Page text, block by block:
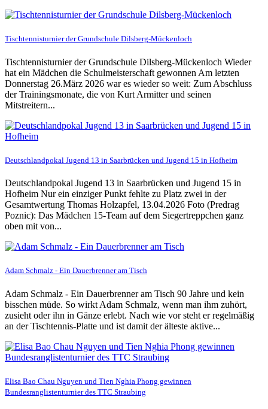
Tischtennisturnier der Grundschule Dilsberg-Mückenloch
Tischtennisturnier der Grundschule Dilsberg-Mückenloch Wieder
hat ein Mädchen die Schulmeisterschaft gewonnen Am letzten
Donnerstag 26.März 2026 war es wieder so weit: Zum Abschluss
der Trainingsmonate, die von Kurt Armitter und seinen
Mitstreitern...
Deutschlandpokal Jugend 13 in Saarbrücken und Jugend 15 in Hofheim
Deutschlandpokal Jugend 13 in Saarbrücken und Jugend 15 in
Hofheim Nur ein einziger Punkt fehlte zu Platz zwei in der
Gesamtwertung Thomas Holzapfel, 13.04.2026 Foto (Predrag
Poznic): Das Mädchen 15-Team auf dem Siegertreppchen ganz
oben mit von...
Adam Schmalz - Ein Dauerbrenner am Tisch
Adam Schmalz - Ein Dauerbrenner am Tisch 90 Jahre und kein
bisschen müde. So wirkt Adam Schmalz, wenn man ihm zuhört,
zusieht oder ihn in Gänze erlebt. Nach wie vor steht er regelmäßig
an der Tischtennis-Platte und ist damit der älteste aktive...
Elisa Bao Chau Nguyen und Tien Nghia Phong gewinnen
Bundesranglistenturnier des TTC Straubing